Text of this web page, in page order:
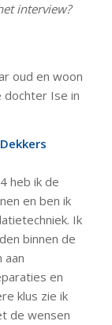
interview?
oud en woon
dochter Ise in
heb ik de
en ben ik
Ik
binnen de
aan
en
klus zie ik
de wensen